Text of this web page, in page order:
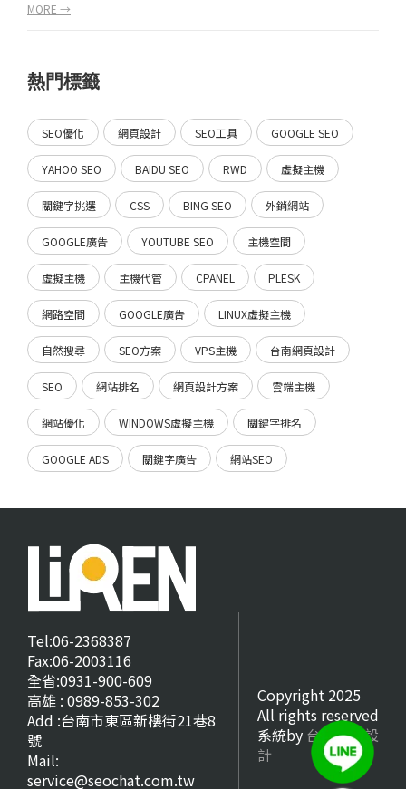
MORE →
熱門標籤
SEO優化 網頁設計 SEO工具 GOOGLE SEO
YAHOO SEO BAIDU SEO RWD 虛擬主機
關鍵字挑選 CSS BING SEO 外銷網站
GOOGLE廣告 YOUTUBE SEO 主機空間
虛擬主機 主機代管 CPANEL PLESK
網路空間 GOOGLE廣告 LINUX虛擬主機
自然搜尋 SEO方案 VPS主機 台南網頁設計
SEO 網站排名 網頁設計方案 雲端主機
網站優化 WINDOWS虛擬主機 關鍵字排名
GOOGLE ADS 關鍵字廣告 網站SEO
Tel:06-2368387
Fax:06-2003116
全省:0931-900-609
高雄 : 0989-853-302
Add :台南市東區新樓街21巷8
號
Mail:
service@seochat.com.tw
Copyright 2025
All rights reserved
系統by 台南網頁設
計